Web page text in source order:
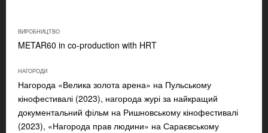
ВИРОБНИЦТВО
METAR60 in co-production with HRT
НАГОРОДИ
Нагорода «Велика золота арена» на Пульському
кінофестивалі (2023), нагорода журі за найкращий
документальний фільм на Ришновському кінофестивалі
(2023), «Нагорода прав людини» на Сараєвському